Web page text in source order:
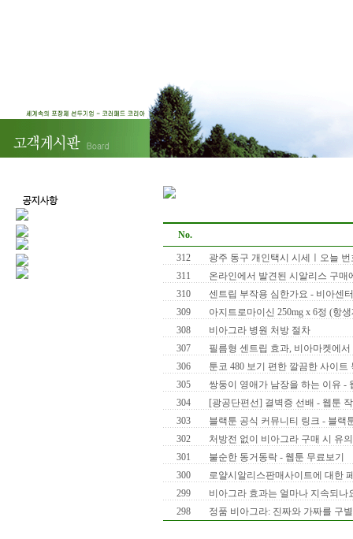
No.
312
광주 동구 개인택시 시세ㅣ오늘
311
온라인에서 발견된 시알리스 구매
310
센트립 부작용 심한가요 - 비아센터
309
아지트로마이신 250mg x 6정 (항
308
비아그라 병원 처방 절차
307
필름형 센트립 효과, 비아마켓에
306
툰코 480 보기 편한 깔끔한 사이
305
쌍둥이 영애가 남장을 하는 이유 -
304
[광공단편선] 결벽증 선배 - 웹툰
303
블랙툰 공식 커뮤니티 링크 - 블랙
302
처방전 없이 비아그라 구매 시 유
301
불순한 동거동락 - 웹툰 무료보기
300
로얄시알리스판매사이트에 대한
299
비아그라 효과는 얼마나 지속되나
298
정품 비아그라: 진짜와 가짜를 구